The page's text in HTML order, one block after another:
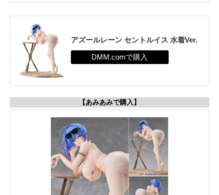
アズールレーン セントルイス 水着Ver.
【あみあみで購入】